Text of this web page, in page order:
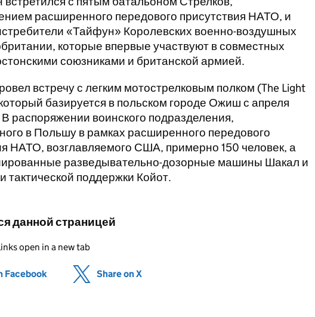
расширенного передового присутствия НАТО, и
«Тайфун» Королевских военно-воздушных
которые впервые участвуют в совместных
союзниками и британской армией.
встречу с легким мотострелковым полком (The Light
базируется в польском городе Ожиш с апреля
В распоряжении воинского подразделения,
в Польшу в рамках расширенного передового
НАТО, возглавляемого США, примерно 150 человек, а
разведывательно-дозорные машины Шакал и
тактической поддержки Койот.
данной страницей
open in a new tab
Facebook (opens in new tab)
Share on X